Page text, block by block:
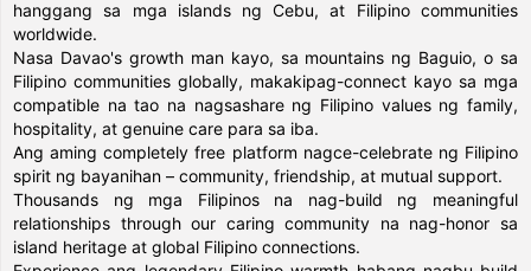
hanggang sa mga islands ng Cebu, at Filipino communities
worldwide.
Nasa Davao's growth man kayo, sa mountains ng Baguio, o sa
Filipino communities globally, makakipag-connect kayo sa mga
compatible na tao na nagsashare ng Filipino values ng family,
hospitality, at genuine care para sa iba.
Ang aming completely free platform nagce-celebrate ng Filipino
spirit ng bayanihan – community, friendship, at mutual support.
Thousands ng mga Filipinos na nag-build ng meaningful
relationships through our caring community na nag-honor sa
island heritage at global Filipino connections.